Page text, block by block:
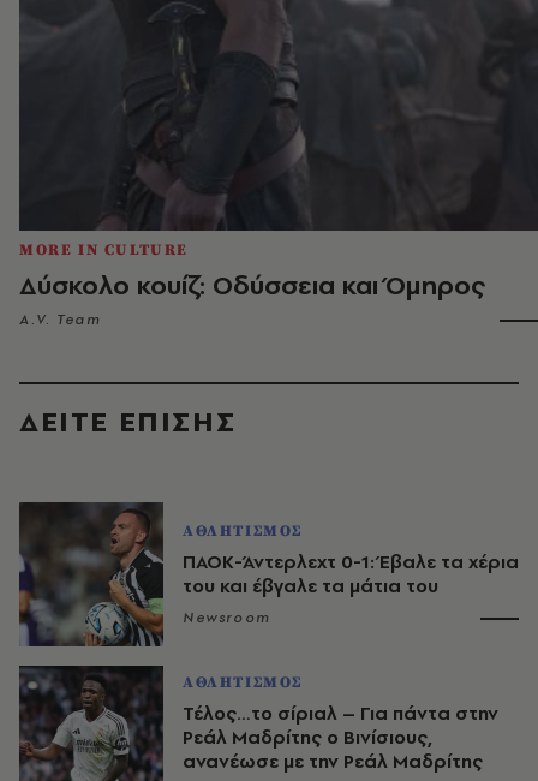
MORE IN CULTURE
Δύσκολο κουίζ: Οδύσσεια και Όμηρος
A.V. Team
ΔΕΙΤΕ ΕΠΙΣΗΣ
ΑΘΛΗΤΙΣΜΟΣ
ΠΑΟΚ-Άντερλεχτ 0-1: Έβαλε τα χέρια
του και έβγαλε τα μάτια του
Newsroom
ΑΘΛΗΤΙΣΜΟΣ
Τέλος…το σίριαλ – Για πάντα στην
Ρεάλ Μαδρίτης ο Βινίσιους,
ανανέωσε με την Ρεάλ Μαδρίτης